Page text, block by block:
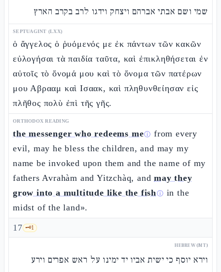
שמי ושם אבתי אברהם ויצחק וידגו לרב בקרב הארץ
SEPTUAGINT (LXX)
ὁ ἄγγελος ὁ ῥυόμενός με ἐκ πάντων τῶν κακῶν
εὐλογήσαι τὰ παιδία ταῦτα, καὶ ἐπικληθήσεται ἐν
αὐτοῖς τὸ ὄνομά μου καὶ τὸ ὄνομα τῶν πατέρων
μου Αβρααμ καὶ Ισαακ, καὶ πληθυνθείησαν εἰς
πλῆθος πολὺ ἐπὶ τῆς γῆς.
ORTHODOX READING
the messenger who redeems meⓘ from every
evil, may he bless the children, and may my
name be invoked upon them and the name of my
fathers Avrahàm and Yitzchàq, andmay they
grow into a multitude like the fishⓘ in the
midst of the land».
17 🗝️1
HEBREW (MT)
וירא יוסף כי ישית אביו יד ימינו על ראש אפרים וירע